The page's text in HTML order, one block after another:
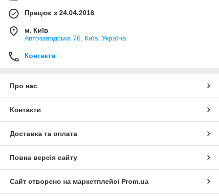
Працює з 24.04.2016
м. Київ
Автозаводська 76, Київ, Україна
Контакти
Про нас
Контакти
Доставка та оплата
Повна версія сайту
Сайт створено на маркетплейсі Prom.ua